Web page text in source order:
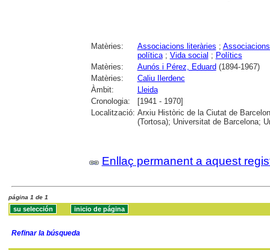
Matèries: Associacions literàries ;
política; Vida social ; Polítics
Matèries:
Aunós i Pérez, Eduard (1894-1967)
Matèries:
Caliu Ilerdenc
Àmbit:
Lleida
Cronologia:
[1941 - 1970]
Localització: Arxiu Històric de la Ciutat de
(Tortosa); Universitat de Barcelona;
Enllaç permanent a aquest
página 1 de 1
Refinar la búsqueda